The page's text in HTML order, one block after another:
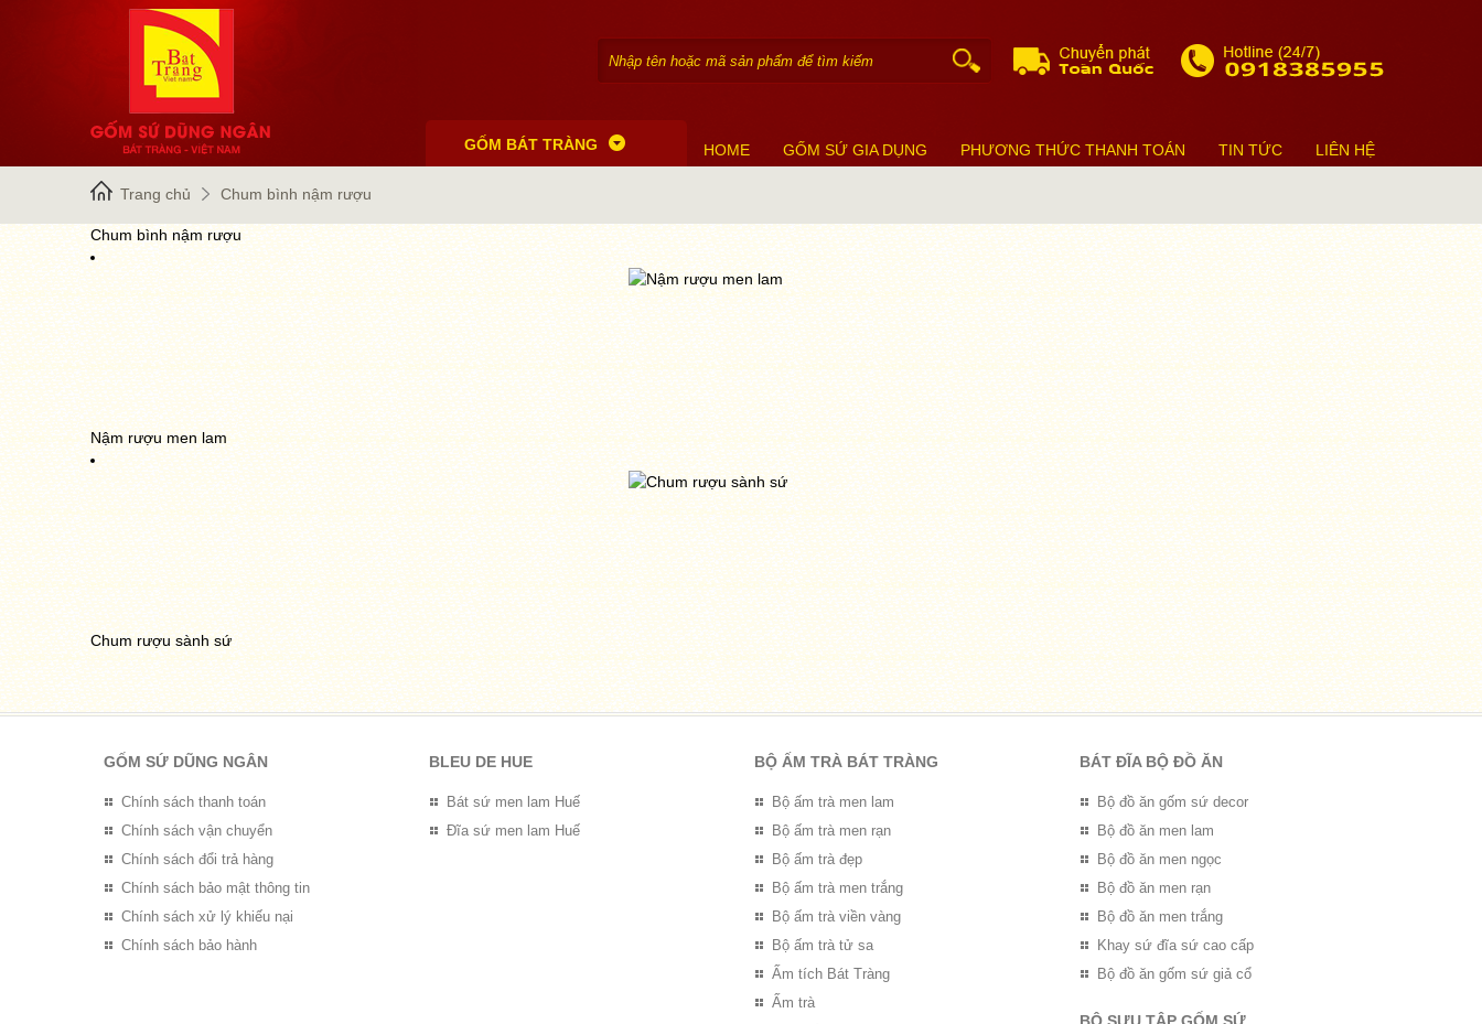
GỐM BÁT TRÀNG HOME GỐM SỨ GIA DỤNG PHƯƠNG THỨC THANH TOÁN TIN TỨC LIÊN HỆ
Trang chủ Chum bình nậm rượu
Chum bình nậm rượu
Nậm rượu men lam
Chum rượu sành sứ
GỐM SỨ DŨNG NGÂN
Chính sách thanh toán
Chính sách vận chuyển
Chính sách đổi trả hàng
Chính sách bảo mật thông tin
Chính sách xử lý khiếu nại
Chính sách bảo hành
BLEU DE HUE
Bát sứ men lam Huế
Đĩa sứ men lam Huế
BỘ ẤM TRÀ BÁT TRÀNG
Bộ ấm trà men lam
Bộ ấm trà men rạn
Bộ ấm trà đẹp
Bộ ấm trà men trắng
Bộ ấm trà viền vàng
Bộ ấm trà tử sa
Ấm tích Bát Tràng
Ấm trà
BÁT ĐĨA BỘ ĐỒ ĂN
Bộ đồ ăn gốm sứ decor
Bộ đồ ăn men lam
Bộ đồ ăn men ngọc
Bộ đồ ăn men rạn
Bộ đồ ăn men trắng
Khay sứ đĩa sứ cao cấp
Bộ đồ ăn gốm sứ giả cổ